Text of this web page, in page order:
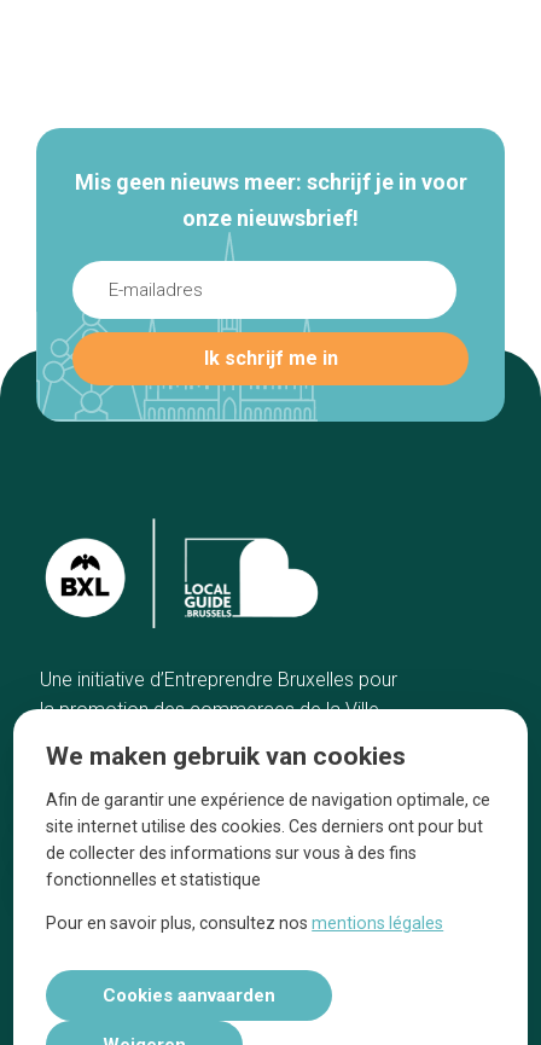
Mis geen nieuws meer: schrijf je in voor
onze nieuwsbrief!
Une initiative d’Entreprendre Bruxelles pour
la promotion des commerces de la Ville
Home
De beste adressen
Blog
Winkelwijken
Tops 10
De ambachtslieden
Over ons
Ze praten over ons!
kennisgevingen
We maken gebruik van cookies
Afin de garantir une expérience de navigation optimale, ce
site internet utilise des cookies. Ces derniers ont pour but
de collecter des informations sur vous à des fins
fonctionnelles et statistique
Pour en savoir plus, consultez nosmentions légales
Cookies aanvaarden